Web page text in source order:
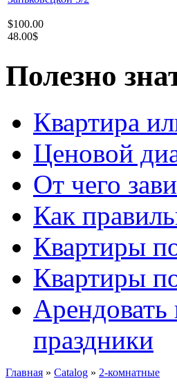
$100.00
48.00$
Полезно
Квартира
Ценовой
От чего
Как
Квартиры
Квартиры
Арендовать
праздники
Главная » Catalog » 2-комнатные